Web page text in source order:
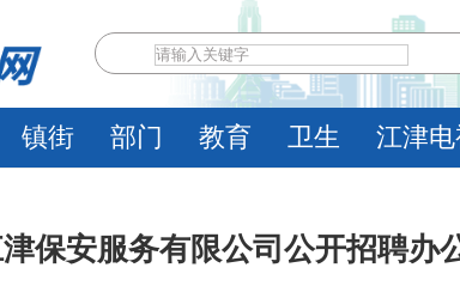
镇街 部门 教育 卫生 江津
保安服务有限公司公开招聘办